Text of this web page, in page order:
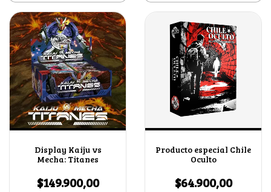
Display Kaiju vs
Mecha: Titanes
$149.900,00
Producto especial Chile
Oculto
$64.900,00